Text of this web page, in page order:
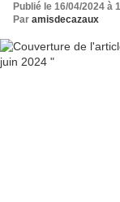
Publié le 16/04/2024 à
Par amisdecazaux